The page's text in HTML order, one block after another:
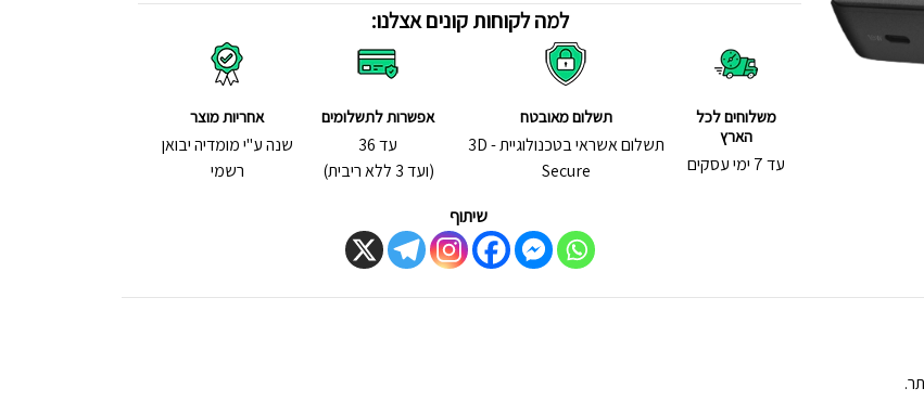
למה לקוחות קונים אצלנו:
משלוחים לכל
הארץ
עד 7 ימי עסקים
תשלום מאובטח
תשלום אשראי בטכנולוגיית - 3D
Secure
אפשרות לתשלומים
עד 36
(ועד 3 ללא ריבית)
אחריות מוצר
שנה ע"י מומדיה יבואן
רשמי
שיתוף